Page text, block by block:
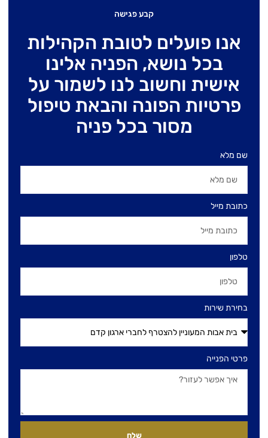
קבע פגישה
אנו פועלים לטובת הקהילות
בכל נושא, הפניה אלינו
אישית וחשוב לנו לשמור על
פרטיות הפונה והבאת טיפול
מסור בכל פניה
שם מלא
כתובת מייל
טלפון
בחירת שירות
פרטי הפנייה
שלח